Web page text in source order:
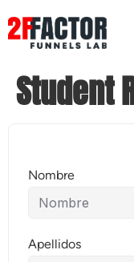
Student
Nombre
Apellidos